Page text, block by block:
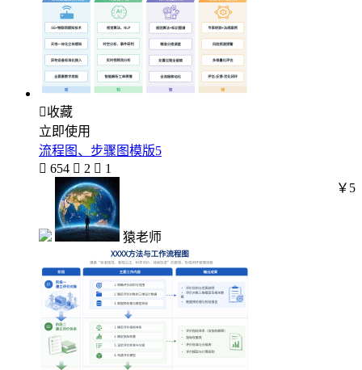
收藏
立即使用
流程图、步骤图模版5
 654  2  1
猿老师
￥5